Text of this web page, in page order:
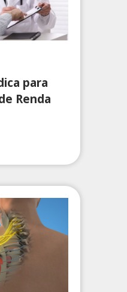
para
Renda